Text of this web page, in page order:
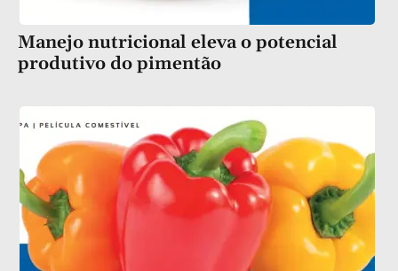
Manejo nutricional eleva o potencial
produtivo do pimentão